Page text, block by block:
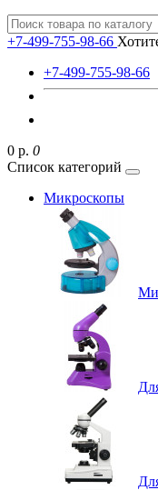
+7-499-755-98-66
+7-499-755-98-66
0 р. 0
Список категорий
Микроскопы